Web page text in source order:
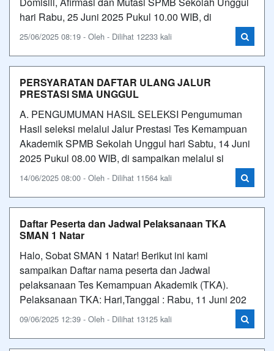
hari Rabu, 25 Juni 2025 Pukul 10.00 WIB, di
25/06/2025 08:19 - Oleh - Dilihat 12233 kali
PERSYARATAN DAFTAR ULANG JALUR
PRESTASI SMA UNGGUL
A. PENGUMUMAN HASIL SELEKSI Pengumuman
Hasil seleksi melalui Jalur Prestasi Tes Kemampuan
Akademik SPMB Sekolah Unggul hari Sabtu, 14 Juni
2025 Pukul 08.00 WIB, di sampaikan melalui si
14/06/2025 08:00 - Oleh - Dilihat 11564 kali
Daftar Peserta dan Jadwal Pelaksanaan TKA
SMAN 1 Natar
Halo, Sobat SMAN 1 Natar! Berikut ini kami
sampaikan Daftar nama peserta dan Jadwal
pelaksanaan Tes Kemampuan Akademik (TKA).
Pelaksanaan TKA: Hari,Tanggal : Rabu, 11 Juni 202
09/06/2025 12:39 - Oleh - Dilihat 13125 kali